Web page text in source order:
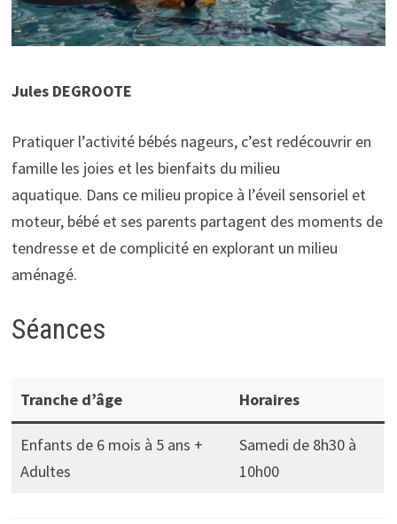
Jules DEGROOTE
Pratiquer l’activité bébés nageurs, c’est redécouvrir en
famille les joies et les bienfaits du milieu
aquatique. Dans ce milieu propice à l’éveil sensoriel et
moteur, bébé et ses parents partagent des moments de
tendresse et de complicité en explorant un milieu
aménagé.
Séances
Tranche d’âge Horaires
Enfants de 6 mois à 5 ans +
Adultes
Samedi de 8h30 à
10h00